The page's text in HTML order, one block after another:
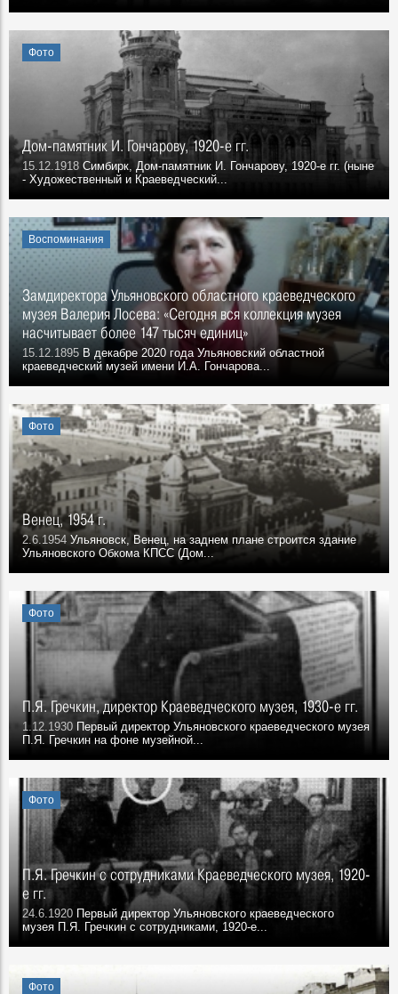
Фото
Дом-памятник И. Гончарову, 1920-е гг.
15.12.1918 Симбирк, Дом-памятник И. Гончарову, 1920-е гг. (ныне
- Художественный и Краеведческий...
Воспоминания
Замдиректора Ульяновского областного краеведческого
музея Валерия Лосева: «Сегодня вся коллекция музея
насчитывает более 147 тысяч единиц»
15.12.1895 В декабре 2020 года Ульяновский областной
краеведческий музей имени И.А. Гончарова...
Фото
Венец, 1954 г.
2.6.1954 Ульяновск, Венец, на заднем плане строится здание
Ульяновского Обкома КПСС (Дом...
Фото
П.Я. Гречкин, директор Краеведческого музея, 1930-е гг.
1.12.1930 Первый директор Ульяновского краеведческого музея
П.Я. Гречкин на фоне музейной...
Фото
П.Я. Гречкин с сотрудниками Краеведческого музея, 1920-
е гг.
24.6.1920 Первый директор Ульяновского краеведческого
музея П.Я. Гречкин с сотрудниками, 1920-е...
Фото